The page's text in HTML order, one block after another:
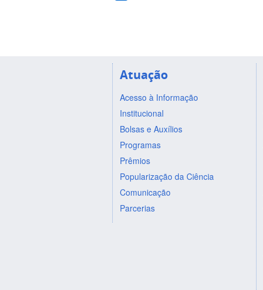
Atuação
Acesso à Informação
Institucional
Bolsas e Auxílios
Programas
Prêmios
Popularização da Ciência
Comunicação
Parcerias